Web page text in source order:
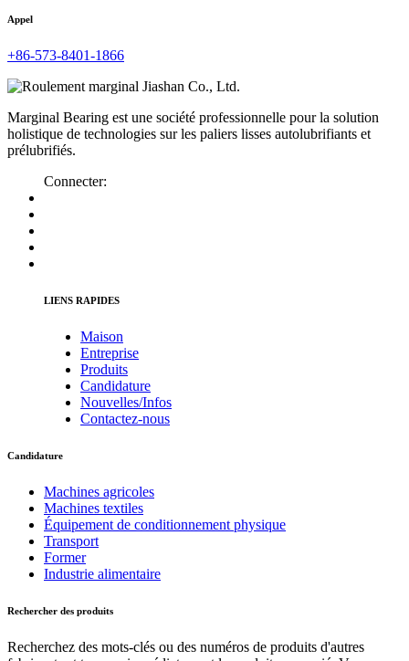
Appel
+86-573-8401-1866
Marginal Bearing est une société professionnelle pour la solution
holistique de technologies sur les paliers lisses autolubrifiants et
prélubrifiés.
Connecter:
LIENS RAPIDES
Maison
Entreprise
Produits
Candidature
Nouvelles/Infos
Contactez-nous
Candidature
Machines agricoles
Machines textiles
Équipement de conditionnement physique
Transport
Former
Industrie alimentaire
Rechercher des produits
Recherchez des mots-clés ou des numéros de produits d'autres